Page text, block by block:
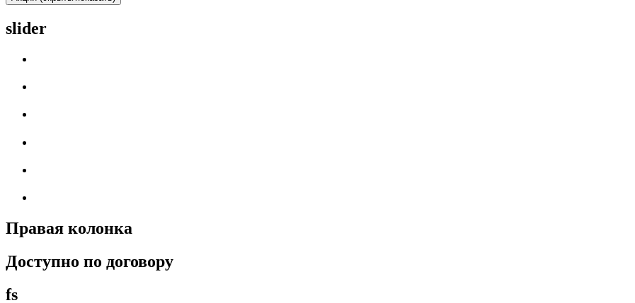
slider
Правая колонка
Доступно по договору
fs